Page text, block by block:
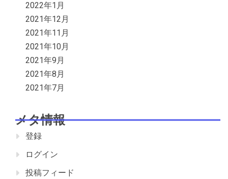
2022年1月
2021年12月
2021年11月
2021年10月
2021年9月
2021年8月
2021年7月
メタ情報
登録
ログイン
投稿フィード